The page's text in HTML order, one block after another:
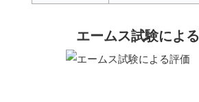
エームス試験によ